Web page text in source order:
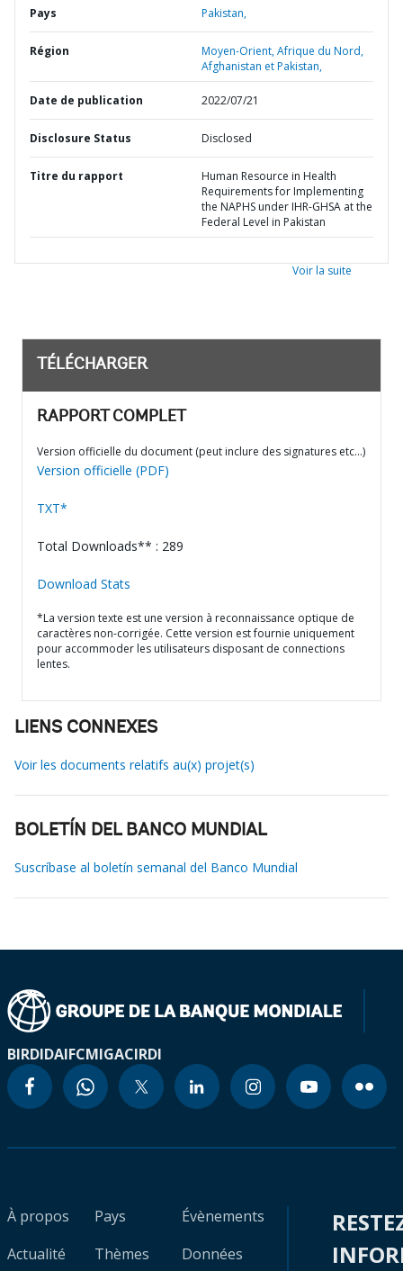
Pays Pakistan,
Région
Moyen-Orient, Afrique du Nord,
Afghanistan et Pakistan,
Date de publication 2022/07/21
Disclosure Status Disclosed
Titre du rapport
Human Resource in Health
Requirements for Implementing
the NAPHS under IHR-GHSA at the
Federal Level in Pakistan
Voir la suite
TÉLÉCHARGER
RAPPORT COMPLET
Version officielle du document (peut inclure des signatures etc…)
Version officielle (PDF)
TXT*
Total Downloads** : 289
Download Stats
*La version texte est une version à reconnaissance optique de
caractères non-corrigée. Cette version est fournie uniquement
pour accommoder les utilisateurs disposant de connections
lentes.
LIENS CONNEXES
Voir les documents relatifs au(x) projet(s)
BOLETÍN DEL BANCO MUNDIAL
Suscríbase al boletín semanal del Banco Mundial
BIRDIDAIFCMIGACIRDI
À propos
Actualité
Pays
Thèmes
Évènements
Données